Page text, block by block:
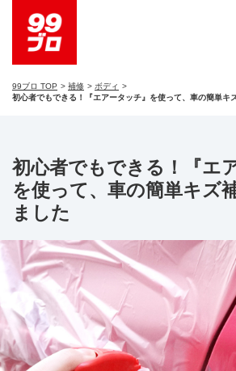
99ブロ TOP 補修
ボディ
初心者でもできる！『エアータッチ』を使って、車の簡単キ
初心者でもできる！『エ
を使って、車の簡単キズ
ました